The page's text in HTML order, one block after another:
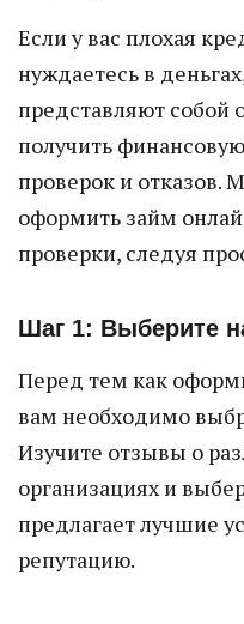
Если у вас плохая
нуждаетесь в
представляют собой
получить
проверок и отказов.
оформить займ
проверки, следуя
Шаг 1: Выберите
Перед тем как
вам необходимо
Изучите отзывы о
организациях и
предлагает лучшие
репутацию.